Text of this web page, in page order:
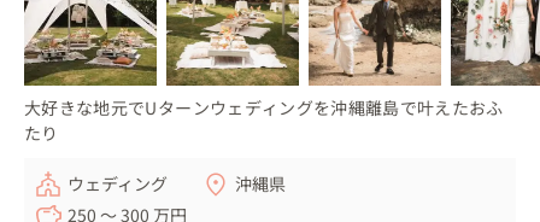
大好きな地元でUターンウェディングを沖縄離島で叶えたおふ
たり
ウェディング
沖縄県
250 〜 300 万円